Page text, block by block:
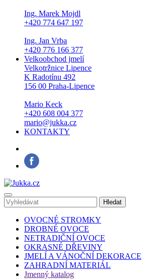
Ing. Marek Mojdl
+420 774 647 197
Ing. Jan Vrba
+420 776 166 377
Velkoobchod jmelí
Velkotržnice Lipence
K Radotínu 492
156 00 Praha-Lipence
Mario Keck
+420 608 004 377
mario@jukka.cz
KONTAKTY
OVOCNÉ STROMKY
DROBNÉ OVOCE
NETRADIČNÍ OVOCE
OKRASNÉ DŘEVINY
JMELÍ A VÁNOČNÍ DEKORACE
ZAHRADNÍ MATERIÁL
Jmenný katalog